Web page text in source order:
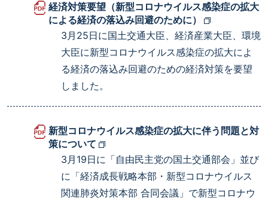
経済対策要望（新型コロナウイルス感染症の拡大
による経済の落込み回避のために）
3月25日に国土交通大臣、経済産業大臣、環境
大臣に新型コロナウイルス感染症の拡大によ
る経済の落込み回避のための経済対策を要望
しました。
新型コロナウイルス感染症の拡大に伴う問題と対
策について
3月19日に「自由民主党の国土交通部会」並び
に「経済成長戦略本部・新型コロナウイルス
関連肺炎対策本部 合同会議」で新型コロナウ